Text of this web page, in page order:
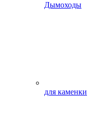
Дымоходы
для каменки